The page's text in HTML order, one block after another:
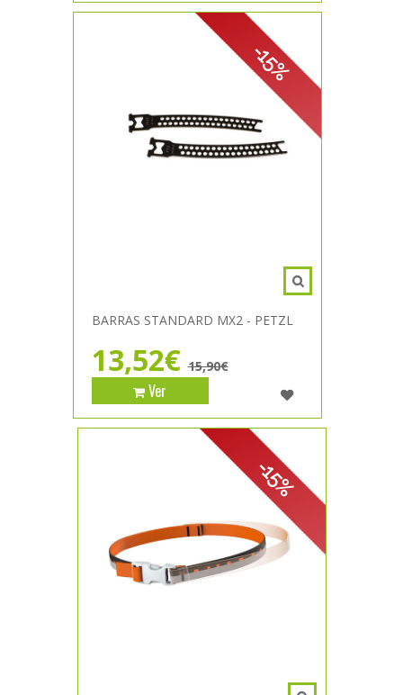
-15%
BARRAS STANDARD MX2 - PETZL
13,52€ 15,90€
Ver
-15%